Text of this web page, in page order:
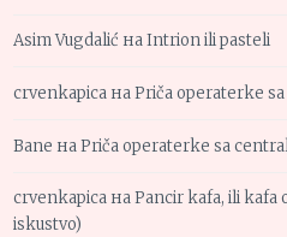
Asim Vugdalić наIntrion ili pasteli
crvenkapica наPriča operaterke
Bane наPriča operaterke sa
crvenkapica наPancir kafa, ili kafa
iskustvo)